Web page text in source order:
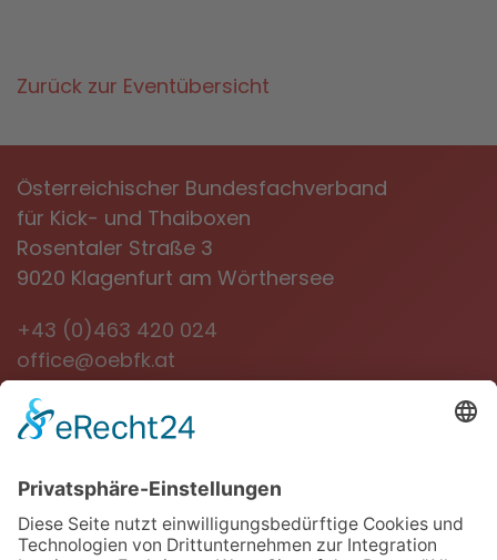
Zurück zur Eventübersicht
Österreichischer Bundesfachverband
für Kick- und Thaiboxen
Rosentaler Straße 3
9020 Klagenfurt am Wörthersee
+43 (0)463 420 024
office@oebfk.at
NEWSLETTER